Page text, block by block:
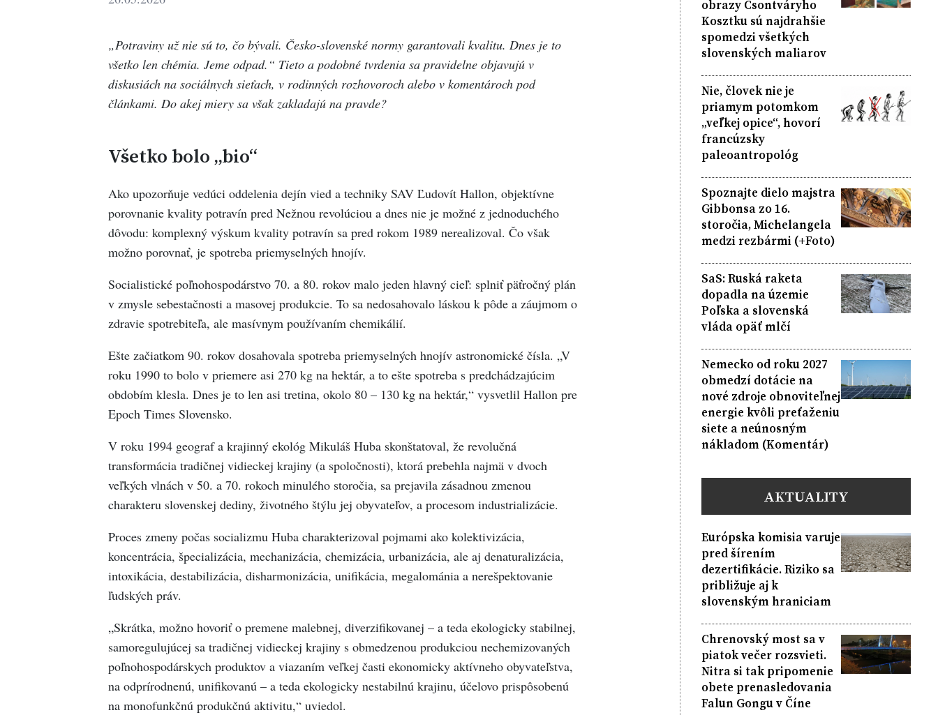
„Potraviny už nie sú to, čo bývali. Česko-slovenské normy garantovali kvalitu. Dnes je to
všetko len chémia. Jeme odpad.“ Tieto a podobné tvrdenia sa pravidelne objavujú v
diskusiách na sociálnych sieťach, v rodinných rozhovoroch alebo v komentároch pod
článkami. Do akej miery sa však zakladajú na pravde?
Všetko bolo „bio“
Ako upozorňuje vedúci oddelenia dejín vied a techniky SAV Ľudovít Hallon, objektívne
porovnanie kvality potravín pred Nežnou revolúciou a dnes nie je možné z jednoduchého
dôvodu: komplexný výskum kvality potravín sa pred rokom 1989 nerealizoval. Čo však
možno porovnať, je spotreba priemyselných hnojív.
Socialistické poľnohospodárstvo 70. a 80. rokov malo jeden hlavný cieľ: splniť päťročný plán
v zmysle sebestačnosti a masovej produkcie. To sa nedosahovalo láskou k pôde a záujmom o
zdravie spotrebiteľa, ale masívnym používaním chemikálií.
Ešte začiatkom 90. rokov dosahovala spotreba priemyselných hnojív astronomické čísla. „V
roku 1990 to bolo v priemere asi 270 kg na hektár, a to ešte spotreba s predchádzajúcim
obdobím klesla. Dnes je to len asi tretina, okolo 80 – 130 kg na hektár,“ vysvetlil Hallon pre
Epoch Times Slovensko.
V roku 1994 geograf a krajinný ekológ Mikuláš Huba skonštatoval, že revolučná
transformácia tradičnej vidieckej krajiny (a spoločnosti), ktorá prebehla najmä v dvoch
veľkých vlnách v 50. a 70. rokoch minulého storočia, sa prejavila zásadnou zmenou
charakteru slovenskej dediny, životného štýlu jej obyvateľov, a procesom industrializácie.
Proces zmeny počas socializmu Huba charakterizoval pojmami ako kolektivizácia,
koncentrácia, špecializácia, mechanizácia, chemizácia, urbanizácia, ale aj denaturalizácia,
intoxikácia, destabilizácia, disharmonizácia, unifikácia, megalománia a nerešpektovanie
ľudských práv.
„Skrátka, možno hovoriť o premene malebnej, diverzifikovanej – a teda ekologicky stabilnej,
samoregulujúcej sa tradičnej vidieckej krajiny s obmedzenou produkciou nechemizovaných
poľnohospodárskych produktov a viazaním veľkej časti ekonomicky aktívneho obyvateľstva,
na odprírodnenú, unifikovanú – a teda ekologicky nestabilnú krajinu, účelovo prispôsobenú
na monofunkčnú produkčnú aktivitu,“ uviedol.
obrazy Csontváryho
Kosztku sú najdrahšie
spomedzi všetkých
slovenských maliarov
Nie, človek nie je
priamym potomkom
„veľkej opice“, hovorí
francúzsky
paleoantropológ
Spoznajte dielo majstra
Gibbonsa zo 16.
storočia, Michelangela
medzi rezbármi (+Foto)
SaS: Ruská raketa
dopadla na územie
Poľska a slovenská
vláda opäť mlčí
Nemecko od roku 2027
obmedzí dotácie na
nové zdroje obnoviteľnej
energie kvôli preťaženiu
siete a neúnosným
nákladom (Komentár)
AKTUALITY
Európska komisia varuje
pred šírením
dezertifikácie. Riziko sa
približuje aj k
slovenským hraniciam
Chrenovský most sa v
piatok večer rozsvieti.
Nitra si tak pripomenie
obete prenasledovania
Falun Gongu v Číne